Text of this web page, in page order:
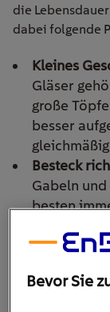
die
dabei folgende
Kleines
Gläser
große
besser
Besteck
Gabeln
besten
Messern ist
Maschinen
Bevor Sie